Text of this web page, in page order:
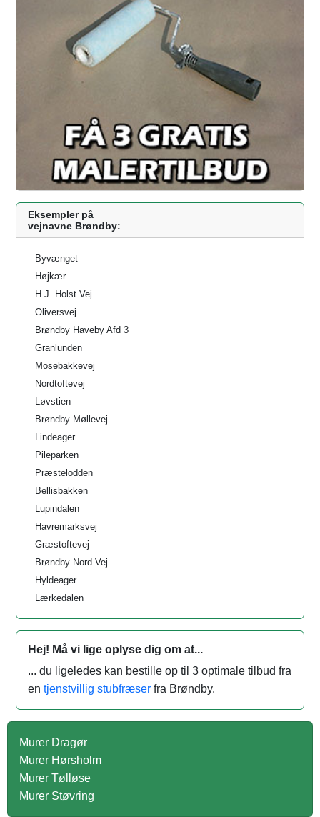
Eksempler på
vejnavne Brøndby:
Byvænget
Højkær
H.J. Holst Vej
Oliversvej
Brøndby Haveby Afd 3
Granlunden
Mosebakkevej
Nordtoftevej
Løvstien
Brøndby Møllevej
Lindeager
Pileparken
Præstelodden
Bellisbakken
Lupindalen
Havremarksvej
Græstoftevej
Brøndby Nord Vej
Hyldeager
Lærkedalen
Hej! Må vi lige oplyse dig om at...
... du ligeledes kan bestille op til 3 optimale tilbud fra
en tjenstvillig stubfræser fra Brøndby.
Murer Dragør
Murer Hørsholm
Murer Tølløse
Murer Støvring